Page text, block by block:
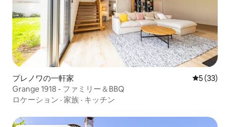
プレノワの一軒家 レビュー
5 (33)
Grange 1918 - ファミリー＆BBQ
ロケーション · 家族 · キッチン